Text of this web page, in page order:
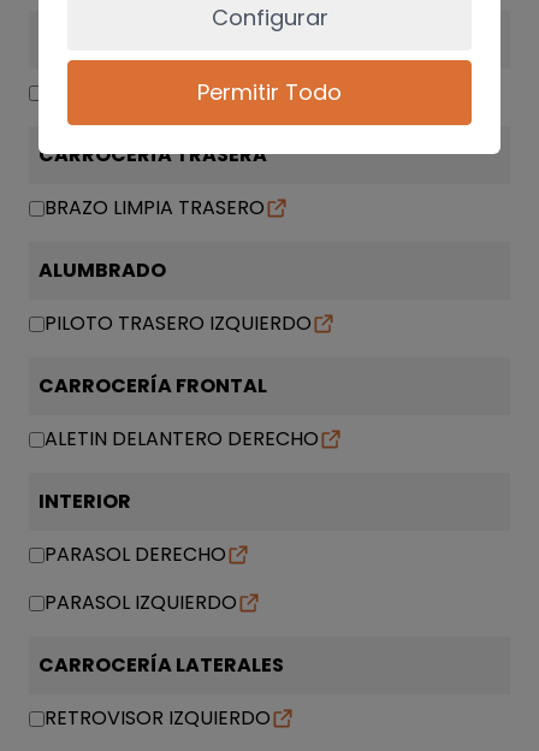
CARROCERÍA TRASERA
BRAZO LIMPIA TRASERO
ALUMBRADO
PILOTO TRASERO IZQUIERDO
CARROCERÍA FRONTAL
ALETIN DELANTERO DERECHO
INTERIOR
PARASOL DERECHO
PARASOL IZQUIERDO
CARROCERÍA LATERALES
RETROVISOR IZQUIERDO
Configurar
Permitir Todo